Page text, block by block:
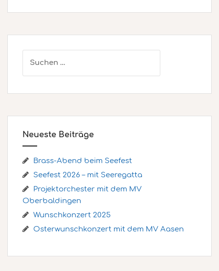
nach:
Neueste Beiträge
Brass-Abend beim Seefest
Seefest 2026 – mit Seeregatta
Projektorchester mit dem MV
Oberbaldingen
Wunschkonzert 2025
Osterwunschkonzert mit dem MV Aasen